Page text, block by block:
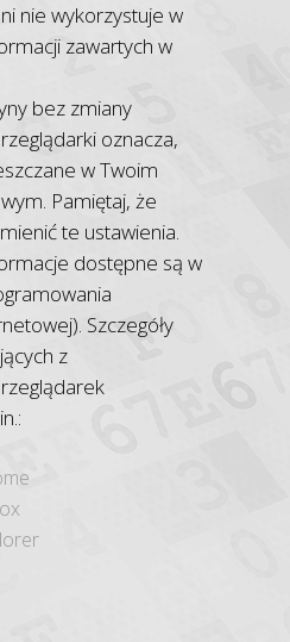
nie wykorzystuje w
zawartych w
bez zmiany
oznacza,
w Twoim
Pamiętaj, że
te ustawienia.
dostępne są w
Szczegóły
z